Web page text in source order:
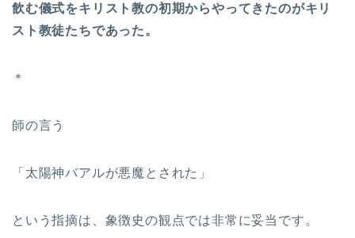
飲む儀式をキリスト教の初期からやってきたのがキリ
スト教徒たちであった。
＊
師の言う
「太陽神バアルが悪魔とされた」
という指摘は、象徴史の観点では非常に妥当です。